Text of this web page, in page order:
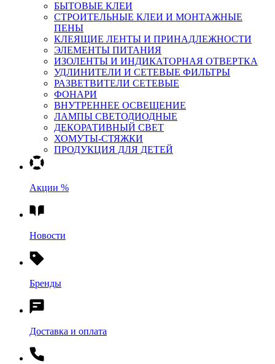
БЫТОВЫЕ КЛЕИ
СТРОИТЕЛЬНЫЕ КЛЕИ И МОНТАЖНЫЕ
ПЕНЫ
КЛЕЯЩИЕ ЛЕНТЫ И ПРИНАДЛЕЖНОСТИ
ЭЛЕМЕНТЫ ПИТАНИЯ
ИЗОЛЕНТЫ И ИНДИКАТОРНАЯ ОТВЕРТКА
УДЛИНИТЕЛИ И СЕТЕВЫЕ ФИЛЬТРЫ
РАЗВЕТВИТЕЛИ СЕТЕВЫЕ
ФОНАРИ
ВНУТРЕННЕЕ ОСВЕЩЕНИЕ
ЛАМПЫ СВЕТОДИОДНЫЕ
ДЕКОРАТИВНЫЙ СВЕТ
ХОМУТЫ-СТЯЖКИ
ПРОДУКЦИЯ ДЛЯ ДЕТЕЙ
Акции %
Новости
Бренды
Доставка и оплата